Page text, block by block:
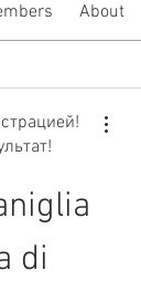
About
di